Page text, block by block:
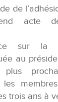
de
acte
sur la
au
les
trois ans à